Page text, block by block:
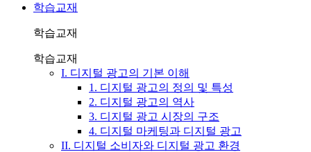
학습교재
학습교재
학습교재
I. 디지털 광고의 기본 이해
1. 디지털 광고의 정의 및 특성
2. 디지털 광고의 역사
3. 디지털 광고 시장의 구조
4. 디지털 마케팅과 디지털 광고
II. 디지털 소비자와 디지털 광고 환경